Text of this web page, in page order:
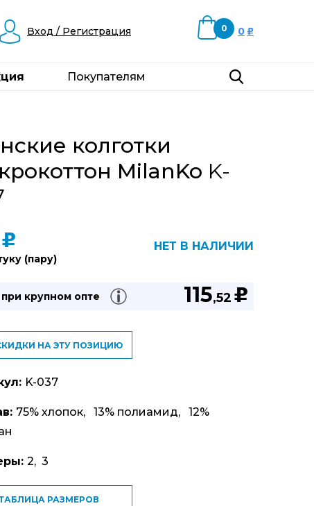
колготки
MilanKo K-
u
(пару)
НЕТ В НАЛИЧИИ
крупном опте 115,52 u
НА ЭТУ ПОЗИЦИЮ
K-037
75% хлопок, 13% полиамид, 12%
2, 3
РАЗМЕРОВ
Вход / Регистрация 0 u
0
Покупателям